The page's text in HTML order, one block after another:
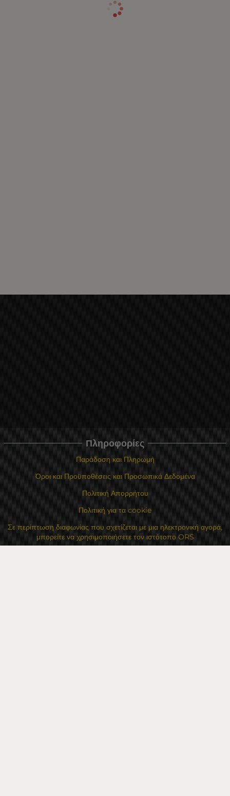
Πληροφορίες
Παράδοση και Πληρωμή
Όροι και Προϋποθέσεις και Προσωπικά Δεδομένα
Πολιτική Απορρήτου
Πολιτική για τα cookie
Σε περίπτωση διαφωνίας που σχετίζεται με μια ηλεκτρονική αγορά,
μπορείτε να χρησιμοποιήσετε τον ιστότοπο ORS